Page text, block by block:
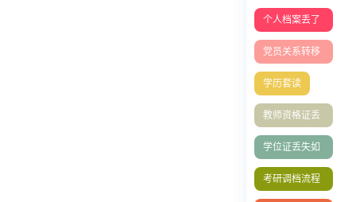
放到人社局？
个人档案丢了
怎么办?档案
能补办吗
党员关系转移
全流程
学历套读
教师资格证丢
失补办
学位证丢失如
何补办？
考研调档流程
全攻略